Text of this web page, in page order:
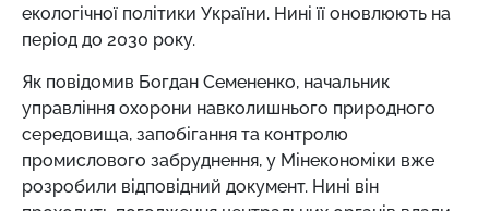
екологічної політики України. Нині її оновлюють на
період до 2030 року.
Як повідомив Богдан Семененко, начальник
управління охорони навколишнього природного
середовища, запобігання та контролю
промислового забруднення, у Мінекономіки вже
розробили відповідний документ. Нині він